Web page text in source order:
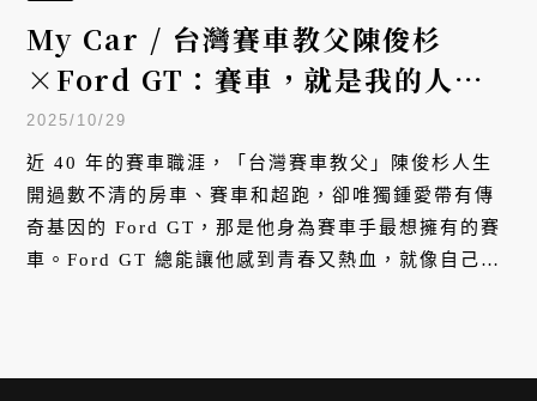
My Car / 台灣賽車教父陳俊杉
×Ford GT：賽車，就是我的人
生！
2025/10/29
近 40 年的賽車職涯，「台灣賽車教父」陳俊杉人生
開過數不清的房車、賽車和超跑，卻唯獨鍾愛帶有傳
奇基因的 Ford GT，那是他身為賽車手最想擁有的賽
車。Ford GT 總能讓他感到青春又熱血，就像自己還